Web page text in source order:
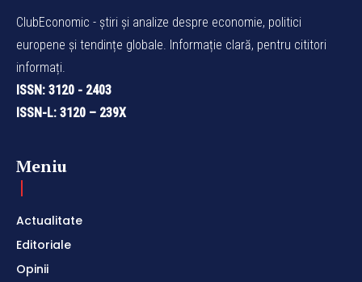
ClubEconomic - știri și analize despre economie, politici
europene și tendințe globale. Informație clară, pentru cititori
informați.
ISSN: 3120 - 2403
ISSN-L: 3120 – 239X
Meniu
Actualitate
Editoriale
Opinii